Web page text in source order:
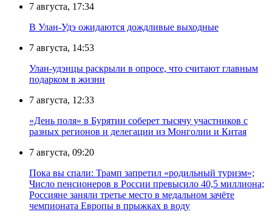
7 августа, 17:34
В Улан-Удэ ожидаются дождливые выходные
7 августа, 14:53
Улан-удэнцы раскрыли в опросе, что считают главным
подарком в жизни
7 августа, 12:33
«День поля» в Бурятии соберет тысячу участников с
разных регионов и делегации из Монголии и Китая
7 августа, 09:20
Пока вы спали: Трамп запретил «родильный туризм»;
Число пенсионеров в России превысило 40,5 миллиона;
Россияне заняли третье место в медальном зачёте
чемпионата Европы в прыжках в воду